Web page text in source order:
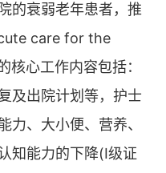
的衰弱老年患者，推
care for the
核心工作内容包括：
及出院计划等，护士
力、大小便、营养、
知能力的下降(Ⅰ级证